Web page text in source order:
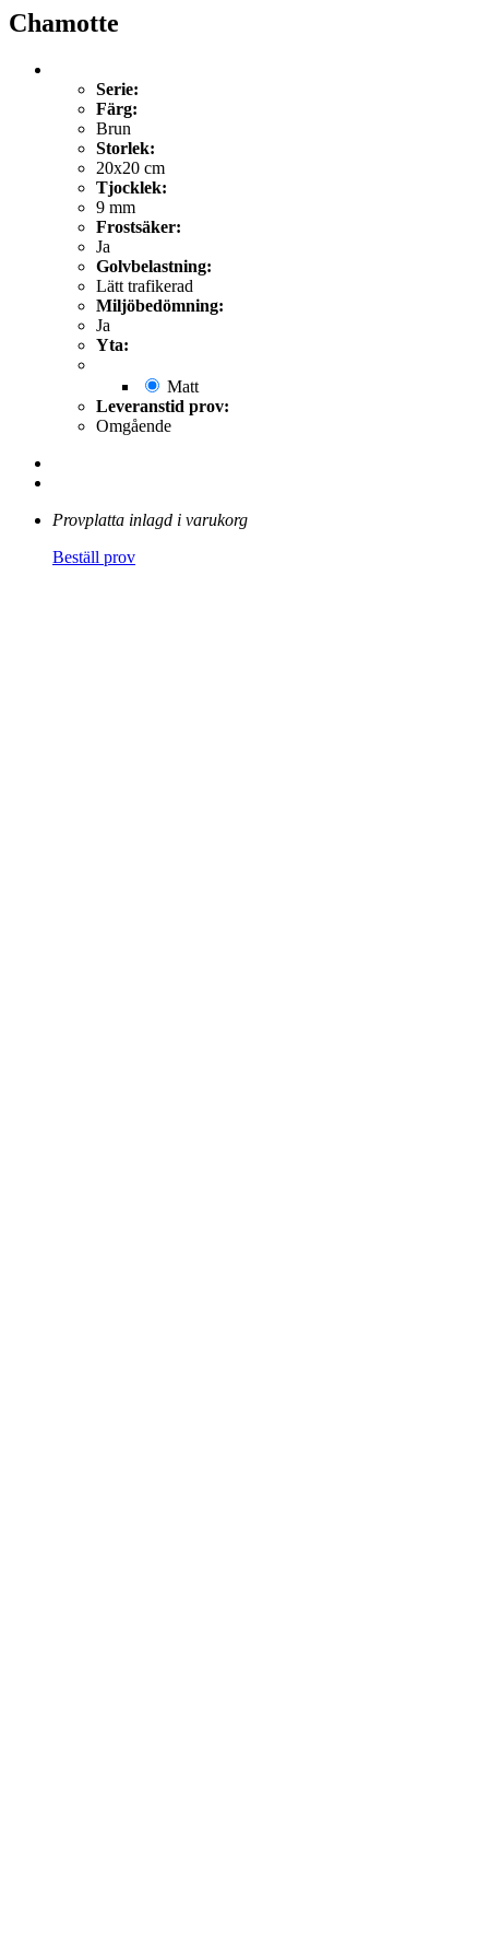
Chamotte
Serie:
Färg:
Brun
Storlek:
20x20 cm
Tjocklek:
9 mm
Frostsäker:
Ja
Golvbelastning:
Lätt trafikerad
Miljöbedömning:
Ja
Yta:
Matt
Leveranstid prov:
Omgående
Provplatta inlagd i varukorg
Beställ prov